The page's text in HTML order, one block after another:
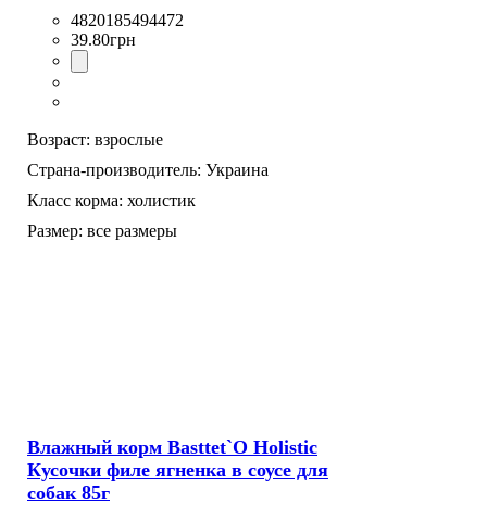
4820185494472
39.80грн
Возраст: взрослые
Страна-производитель: Украина
Класс корма: холистик
Размер: все размеры
Влажный корм Basttet`O Holistic
Кусочки филе ягненка в соусе для
собак 85г